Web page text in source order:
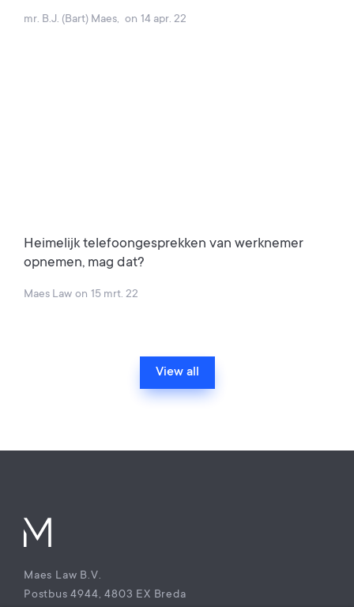
mr. B.J. (Bart) Maes, on 14 apr. 22
Heimelijk telefoongesprekken van werknemer
opnemen, mag dat?
Maes Law on 15 mrt. 22
View all
Maes Law B.V.
Postbus 4944, 4803 EX Breda